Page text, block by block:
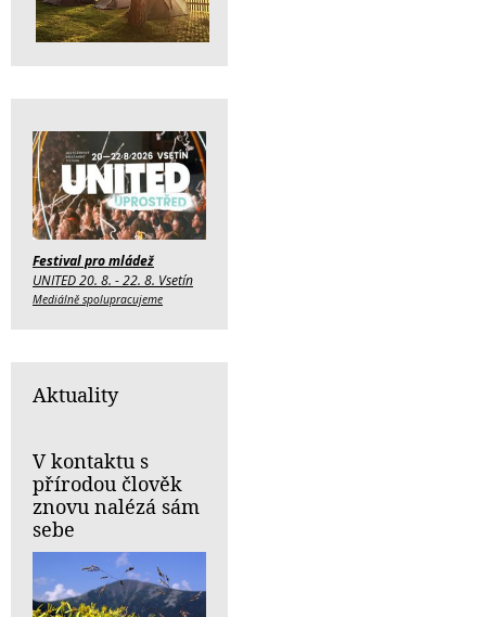
Festival pro mládež
UNITED 20. 8. - 22. 8. Vsetín
Mediálně spolupracujeme
Aktuality
V kontaktu s
přírodou člověk
znovu nalézá sám
sebe